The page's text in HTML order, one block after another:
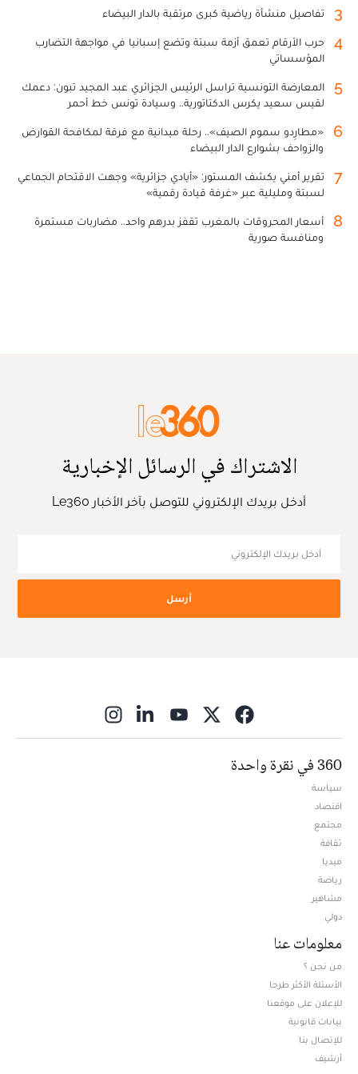
3 تفاصيل منشأة رياضية كبرى مرتقبة بالدار البيضاء
4
حرب الأرقام تعمق أزمة سبتة وتضع إسبانيا في مواجهة التضارب
المؤسساتي
5
المعارضة التونسية تراسل الرئيس الجزائري عبد المجيد تبون: دعمك
لقيس سعيد يكرس الدكتاتورية.. وسيادة تونس خط أحمر
6
«مطارِدو سموم الصيف».. رحلة ميدانية مع فرقة لمكافحة القوارض
والزواحف بشوارع الدار البيضاء
7
تقرير أمني يكشف المستور: «أيادي جزائرية» وجهت الاقتحام الجماعي
لسبتة ومليلية عبر «غرفة قيادة رقمية»
8
أسعار المحروقات بالمغرب تقفز بدرهم واحد.. مضاربات مستمرة
ومنافسة صورية
الاشتراك في الرسائل الإخبارية
أدخل بريدك الإلكتروني للتوصل بآخر الأخبار Le360
أرسل
360 في نقرة واحدة
سياسة
اقتصاد
مجتمع
ثقافة
ميديا
رياضة
مشاهير
دولي
معلومات عنا
من نحن ؟
الأسئلة الأكثر طرحا
للإعلان على موقعنا
بيانات قانونية
للإتصال بنا
أرشيف